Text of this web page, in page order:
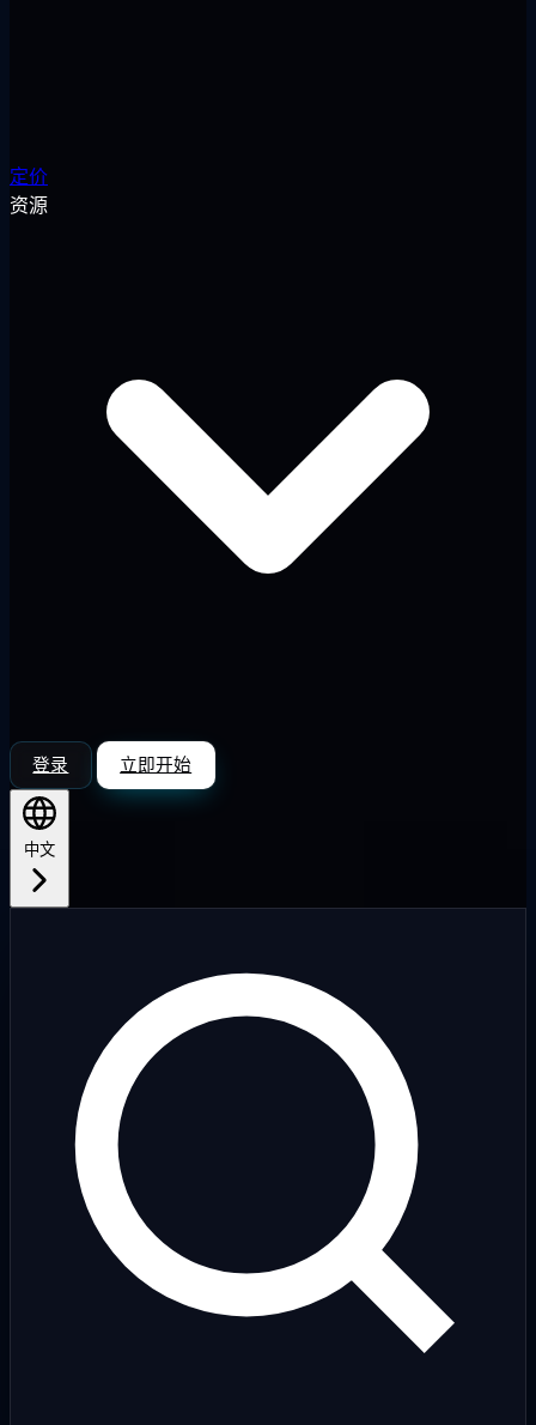
定价
资源
登录 立即开始
中文